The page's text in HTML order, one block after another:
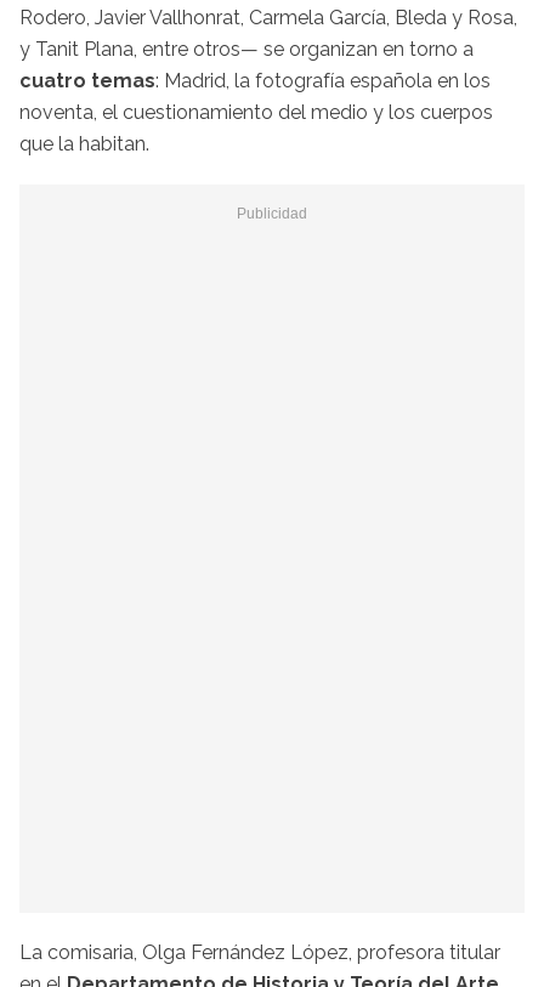
Rodero, Javier Vallhonrat, Carmela García, Bleda y Rosa,
y Tanit Plana, entre otros— se organizan en torno a
cuatro temas: Madrid, la fotografía española en los
noventa, el cuestionamiento del medio y los cuerpos
que la habitan.
La comisaria, Olga Fernández López, profesora titular